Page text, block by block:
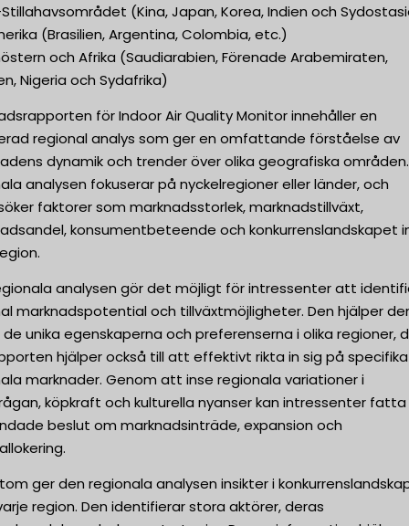
(Kina, Japan, Korea, Indien och
(Brasilien, Argentina, Colombia, etc.)
och Afrika (Saudiarabien, Förenade Arabemiraten,
Nigeria och Sydafrika)
för Indoor Air Quality Monitor innehåller en
regional analys som ger en omfattande förståelse av
dynamik och trender över olika geografiska
analysen fokuserar på nyckelregioner eller länder, och
faktorer som marknadsstorlek, marknadstillväxt,
konsumentbeteende och konkurrenslandskapet
analysen gör det möjligt för intressenter att
marknadspotential och tillväxtmöjligheter. Den hjälper
unika egenskaperna och preferenserna i olika regioner,
hjälper också till att effektivt rikta in sig på specifika
marknader. Genom att inse regionala variationer i
köpkraft och kulturella nyanser kan intressenter fatta
beslut om marknadsinträde, expansion och
ger den regionala analysen insikter i
region. Den identifierar stora aktörer, deras